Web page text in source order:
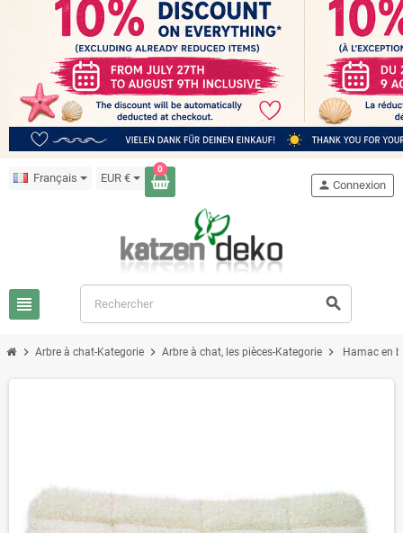
Français EUR €
0
view_headline search
person Connexion
chevron_right Arbre à chat-Kategorie chevron_right Arbre à chat, les pièces-Kategorie chevron_right Hamac en